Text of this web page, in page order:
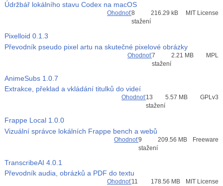
Údržbář lokálního stavu Codex na macOS
Ohodnoť8
stažení
216.29 kB MIT License
Pixelloid 0.1.3
Převodník pseudo pixel artu na skutečné pixelové obrázky
Ohodnoť7
stažení
2.21 MB MPL
AnimeSubs 1.0.7
Extrakce, překlad a vkládání titulků do videí
Ohodnoť13
stažení
5.57 MB GPLv3
Frappe Local 1.0.0
Vizuální správce lokálních Frappe bench a webů
Ohodnoť9
stažení
209.56 MB Freeware
TranscribeAI 4.0.1
Převodník audia, obrázků a PDF do textu
Ohodnoť11
178.56 MB MIT License